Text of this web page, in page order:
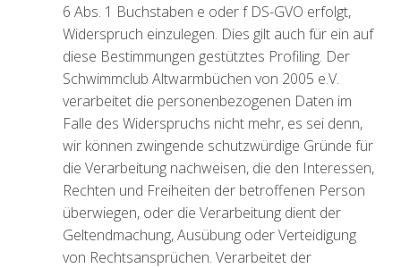
6 Abs. 1 Buchstaben e oder f DS-GVO erfolgt,
Widerspruch einzulegen. Dies gilt auch für ein auf
diese Bestimmungen gestütztes Profiling. Der
Schwimmclub Altwarmbüchen von 2005 e.V.
verarbeitet die personenbezogenen Daten im
Falle des Widerspruchs nicht mehr, es sei denn,
wir können zwingende schutzwürdige Gründe für
die Verarbeitung nachweisen, die den Interessen,
Rechten und Freiheiten der betroffenen Person
überwiegen, oder die Verarbeitung dient der
Geltendmachung, Ausübung oder Verteidigung
von Rechtsansprüchen. Verarbeitet der